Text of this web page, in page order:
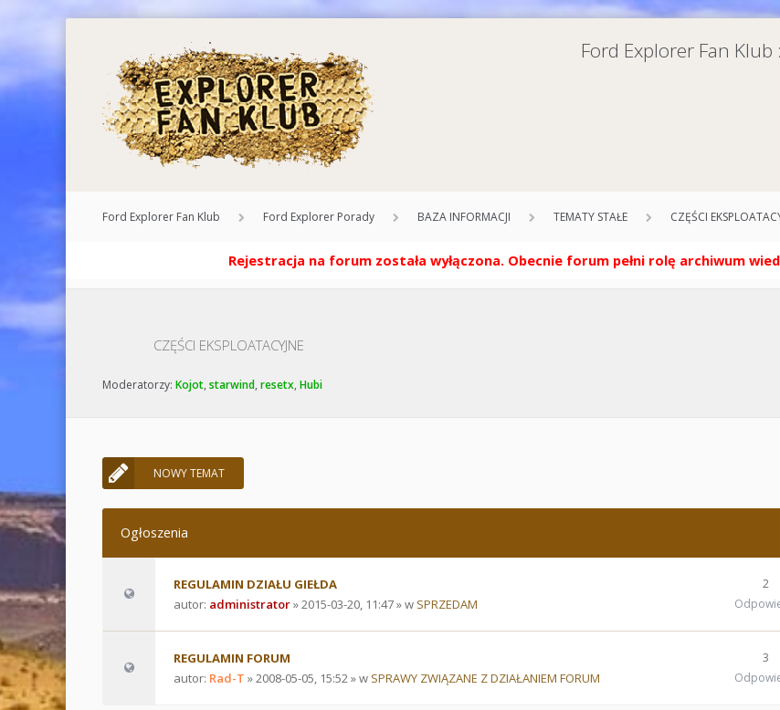
Ford Explorer Fan
Ford Explorer Fan Klub Ford Explorer Porady BAZA INFORMACJI TEMATY STAŁE CZĘŚCI
Rejestracja na forum została wyłączona. Obecnie forum pełni rolę archiwum
CZĘŚCI EKSPLOATACYJNE
Moderatorzy: Kojot, starwind, resetx, Hubi
NOWY TEMAT
Ogłoszenia
REGULAMIN DZIAŁU GIEŁDA
autor: administrator» 2015-03-20, 11:47 » w SPRZEDAM
2
REGULAMIN FORUM
autor: Rad-T » 2008-05-05, 15:52 » w SPRAWY ZWIĄZANE Z DZIAŁANIEM FORUM
3